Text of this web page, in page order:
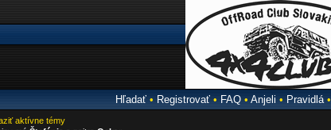
Hľadať• Registrovať• FAQ• Anjeli • Pravidlá•
aktívne témy